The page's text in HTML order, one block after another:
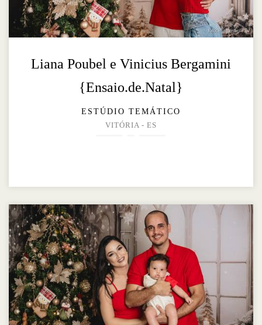
Liana Poubel e Vinicius Bergamini
{Ensaio.de.Natal}
ESTÚDIO TEMÁTICO
VITÓRIA - ES